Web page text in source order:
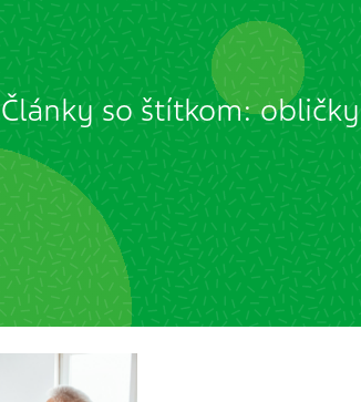
Články so štítkom: obličky